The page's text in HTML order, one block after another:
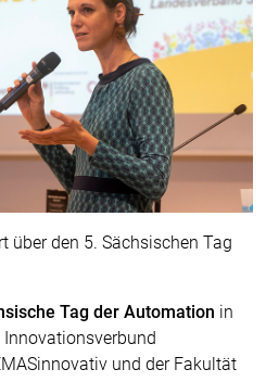
über den 5. Sächsischen Tag
Tag der Automation in
und der Fakultät